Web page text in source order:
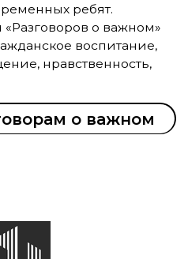
ребят.
о важном»
воспитание,
нравственность,
о важном